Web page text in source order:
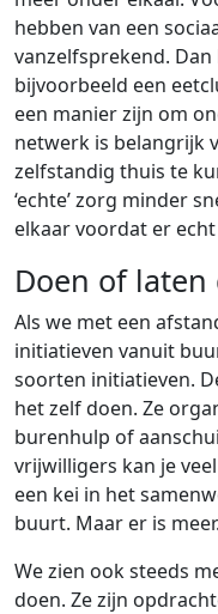
hebben van een
vanzelfsprekend.
bijvoorbeeld een
een manier zijn om
netwerk is belangrijk
zelfstandig thuis te
‘echte’ zorg minder
elkaar voordat er
Doen of laten
Als we met een
initiatieven vanuit
soorten initiatieven.
het zelf doen. Ze
burenhulp of
vrijwilligers kan je
een kei in het
buurt. Maar er is meer.
We zien ook steeds
doen. Ze zijn